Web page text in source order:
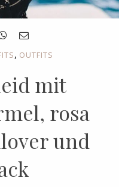
, OUTFITS
mit
rosa
und